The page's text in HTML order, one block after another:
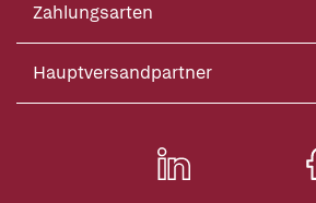
Zahlungsarten
Hauptversandpartner